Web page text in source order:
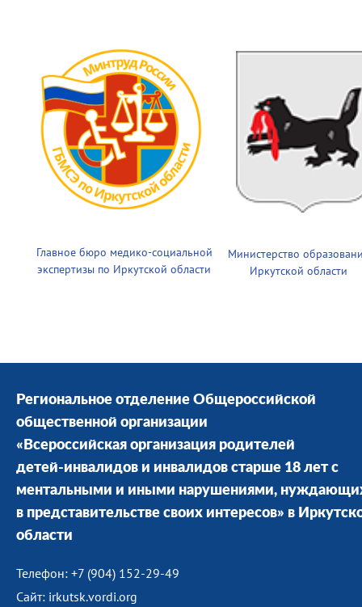
Главное бюро медико-социальной
экспертизы по Иркутской области
Министерство
Иркутской области
Региональное отделение Общероссийской
общественной организации
«Всероссийская организация родителей
детей-инвалидов и инвалидов старше 18 лет с
ментальными и иными нарушениями,
в представительстве своих интересов» в
области
Телефон: +7 (904) 152-29-49
Сайт: irkutsk.vordi.org